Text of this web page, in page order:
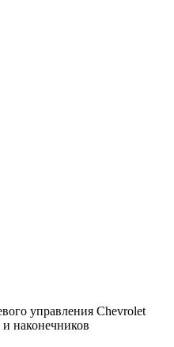
управления Chevrolet
наконечников